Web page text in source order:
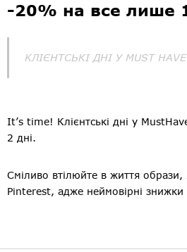
-20% на все лише
КЛІЄНТСЬКІ ДНІ У MUST
It’s time! Клієнтські дні у
2 дні.
Сміливо втілюйте в життя образи,
Pinterest, адже неймовірні